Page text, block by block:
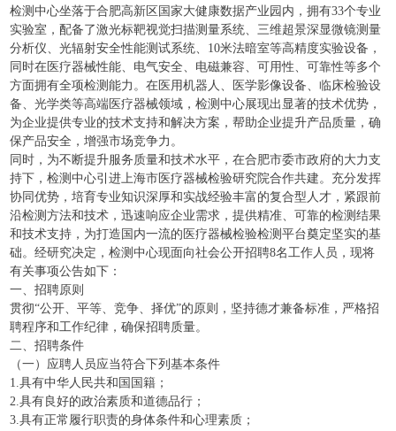
检测中心坐落于合肥高新区国家大健康数据产业园内，拥有33个专业
实验室，配备了激光标靶视觉扫描测量系统、三维超景深显微镜测量
分析仪、光辐射安全性能测试系统、10米法暗室等高精度实验设备，
同时在医疗器械性能、电气安全、电磁兼容、可用性、可靠性等多个
方面拥有全项检测能力。在医用机器人、医学影像设备、临床检验设
备、光学类等高端医疗器械领域，检测中心展现出显著的技术优势，
为企业提供专业的技术支持和解决方案，帮助企业提升产品质量，确
保产品安全，增强市场竞争力。
同时，为不断提升服务质量和技术水平，在合肥市委市政府的大力支
持下，检测中心引进上海市医疗器械检验研究院合作共建。充分发挥
协同优势，培育专业知识深厚和实战经验丰富的复合型人才，紧跟前
沿检测方法和技术，迅速响应企业需求，提供精准、可靠的检测结果
和技术支持，为打造国内一流的医疗器械检验检测平台奠定坚实的基
础。经研究决定，检测中心现面向社会公开招聘8名工作人员，现将
有关事项公告如下：
一、招聘原则
贯彻“公开、平等、竞争、择优”的原则，坚持德才兼备标准，严格招
聘程序和工作纪律，确保招聘质量。
二、招聘条件
（一）应聘人员应当符合下列基本条件
1.具有中华人民共和国国籍；
2.具有良好的政治素质和道德品行；
3.具有正常履行职责的身体条件和心理素质；